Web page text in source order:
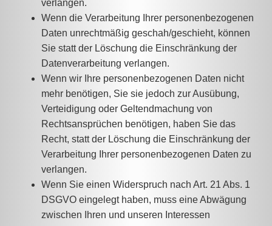
verlangen.
Wenn die Verarbeitung Ihrer personenbezogenen
Daten unrechtmäßig geschah/geschieht, können
Sie statt der Löschung die Einschränkung der
Datenverarbeitung verlangen.
Wenn wir Ihre personenbezogenen Daten nicht
mehr benötigen, Sie sie jedoch zur Ausübung,
Verteidigung oder Geltendmachung von
Rechtsansprüchen benötigen, haben Sie das
Recht, statt der Löschung die Einschränkung der
Verarbeitung Ihrer personenbezogenen Daten zu
verlangen.
Wenn Sie einen Widerspruch nach Art. 21 Abs. 1
DSGVO eingelegt haben, muss eine Abwägung
zwischen Ihren und unseren Interessen